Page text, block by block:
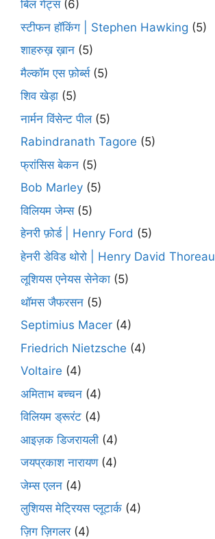
बिल गेट्स(6)
स्टीफन हॉकिंग | Stephen Hawking (5)
शाहरुख़ ख़ान (5)
मैल्कॉम एस फ़ोर्ब्स(5)
शिव खेड़ा (5)
नार्मन विंसेन्ट पील(5)
Rabindranath Tagore (5)
फ्रांसिस बेकन (5)
Bob Marley (5)
विलियम जेम्स(5)
हेनरी फ़ोर्ड | Henry Ford (5)
हेनरी डेविड थोरो | Henry David Thoreau
लूशियस एनेयस सेनेका (5)
थॉमस जैफरसन (5)
Septimius Macer (4)
Friedrich Nietzsche (4)
Voltaire (4)
अमिताभ बच्चन (4)
विलियम ड्रूरंट (4)
आइज़क डिजरायली (4)
जयप्रकाश नारायण(4)
जेम्स एलन (4)
लुशियस मेट्रियस प्लूटार्क (4)
ज़िग ज़िगलर(4)